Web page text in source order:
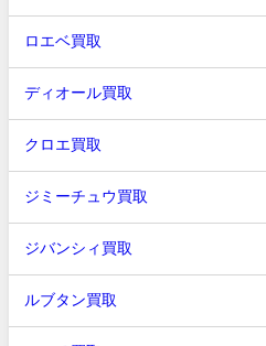
ロエベ買取
ディオール買取
クロエ買取
ジミーチュウ買取
ジバンシィ買取
ルブタン買取